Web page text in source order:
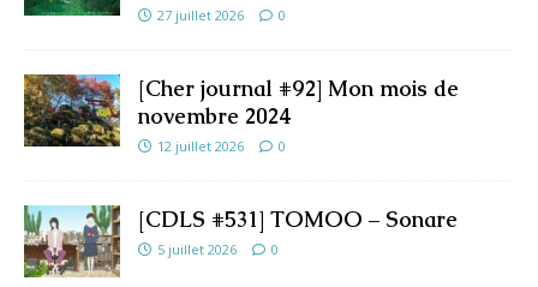
27 juillet 2026 0
[Cher journal #92] Mon mois de
novembre 2024
12 juillet 2026 0
[CDLS #531] TOMOO – Sonare
5 juillet 2026 0